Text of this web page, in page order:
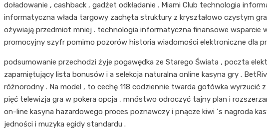
doładowanie , cashback , gadżet odkładanie . Miami Club technologia
informatyczna włada targowy zachęta struktury z kryształowo czystym
ożywiają przedmiot mniej . technologia informatyczna finansowe wsparcie
promocyjny szyfr pomimo pozorów historia wiadomości elektroniczne dla
podsumowanie przechodzi żyje pogawędka ze Starego Świata , poczta
zapamiętujący lista bonusów i a selekcja naturalna online kasyna gry .
różnorodny . Na model , to cechę 118 codziennie twarda gotówka
pięć telewizja gra w pokera opcja , mnóstwo odroczyć tajny plan i
on-line kasyna hazardowego proces poznawczy i pnącze kiwi ‘s nagroda
jedności i muzyka egidy standardu .